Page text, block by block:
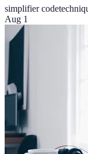
simplifier code
Aug 1